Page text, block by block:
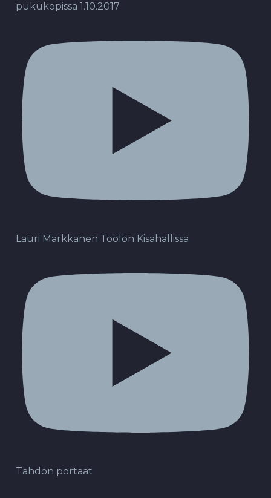
pukukopissa 1.10.2017
Lauri Markkanen Töölön Kisahallissa
Tahdon portaat